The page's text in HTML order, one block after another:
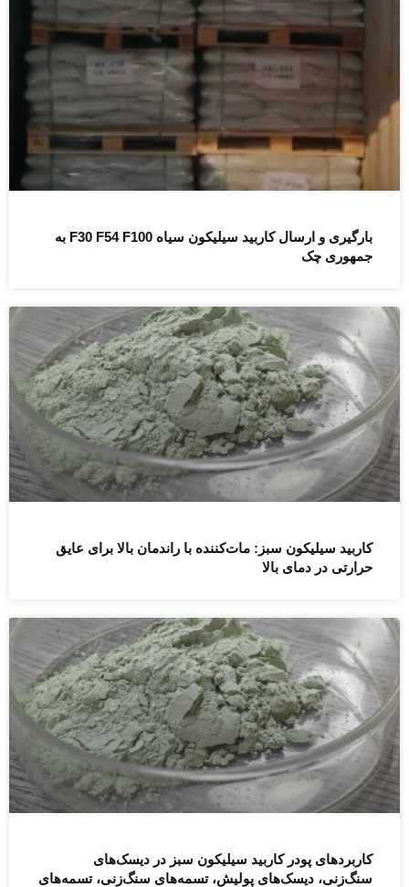
بارگیری و ارسال کاربید سیلیکون سیاه F30 F54 F100 به
جمهوری چک
کاربید سیلیکون سبز: مات‌کننده با راندمان بالا برای عایق
حرارتی در دمای بالا
کاربردهای پودر کاربید سیلیکون سبز در دیسک‌های
سنگ‌زنی، دیسک‌های پولیش، تسمه‌های سنگ‌زنی، تسمه‌های